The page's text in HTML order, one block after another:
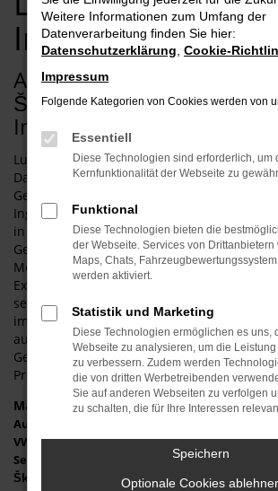
Ingolstadt
Achten Sie auf Ihr Geld –
Škoda Karoq
Ingolstadt
Lust auf ein neues Fahrzeug ohne viel Geld
Dann schlagen wir Ihnen einen gut
Gebrauchtwagen vor. Die Rede ist von
Ingolstadt geeigneten Fahrzeug. Sowohl in
in der vorherigen Generation hat der
Gebrauchtwagen seine Eignung unter
Modell ist umfangreich ausgestattet,
Extras und Assistenzsystemen und
seine Sicherheitsmerkmale. Wir sind seit
im Raum Ingolstadt im Automobilbereich
ausgewiesene Experten für Fahrzeuge wie
Gebrauchtwagen. Bei uns profitieren Sie
Preisen und einem erstklassigen Service.
Marken
Audi
VW
Seat
Škoda
Weitere Informationen zum Umfang der
Datenverarbeitung finden Sie hier:
Datenschutzerklärung Cookie-
Impressum
Folgende Kategorien von Cookies werden von
Essentiell
Diese Technologien sind erforderlich, um
Kernfunktionalität der Webseite zu
Funktional
Diese Technologien bieten die
der Webseite. Services von Drittanbietern
Maps, Chats,
werden aktiviert.
Statistik und Marketing
Diese Technologien ermöglichen es uns,
Webseite zu analysieren, um die
zu verbessern. Zudem werden
die von dritten Werbetreibenden
Sie auf anderen Webseiten zu verfolgen
zu schalten, die für Ihre Interessen
Speichern
Optionale Cookies